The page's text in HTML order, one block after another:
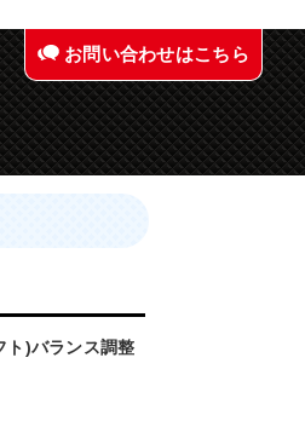
お問い合わせはこちら
ト)バランス調整